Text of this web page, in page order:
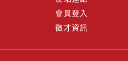
會員登入
徵才資訊